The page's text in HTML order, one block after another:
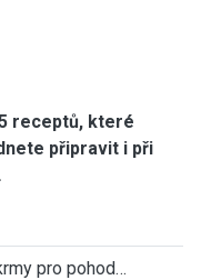
receptů, které
připravit i při
pro pohod…